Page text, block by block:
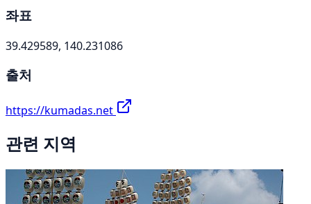
좌표
39.429589, 140.231086
출처
https://kumadas.net
관련 지역